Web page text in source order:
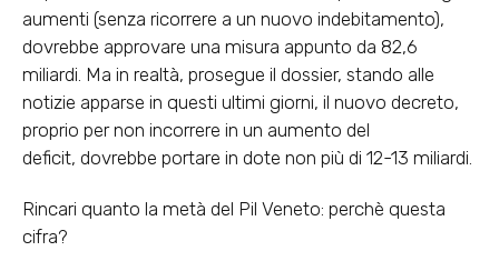
aumenti (senza ricorrere a un nuovo indebitamento),
dovrebbe approvare una misura appunto da 82,6
miliardi. Ma in realtà, prosegue il dossier, stando alle
notizie apparse in questi ultimi giorni, il nuovo decreto,
proprio per non incorrere in un aumento del
deficit, dovrebbe portare in dote non più di 12-13 miliardi.
Rincari quanto la metà del Pil Veneto: perchè questa
cifra?